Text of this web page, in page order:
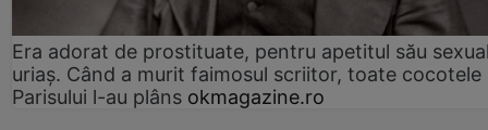
Era adorat de prostituate, pentru apetitul său
uriaș. Când a murit faimosul scriitor, toate cocotele
Parisului l-au plâns okmagazine.ro